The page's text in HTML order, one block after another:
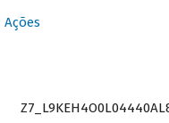
Ações